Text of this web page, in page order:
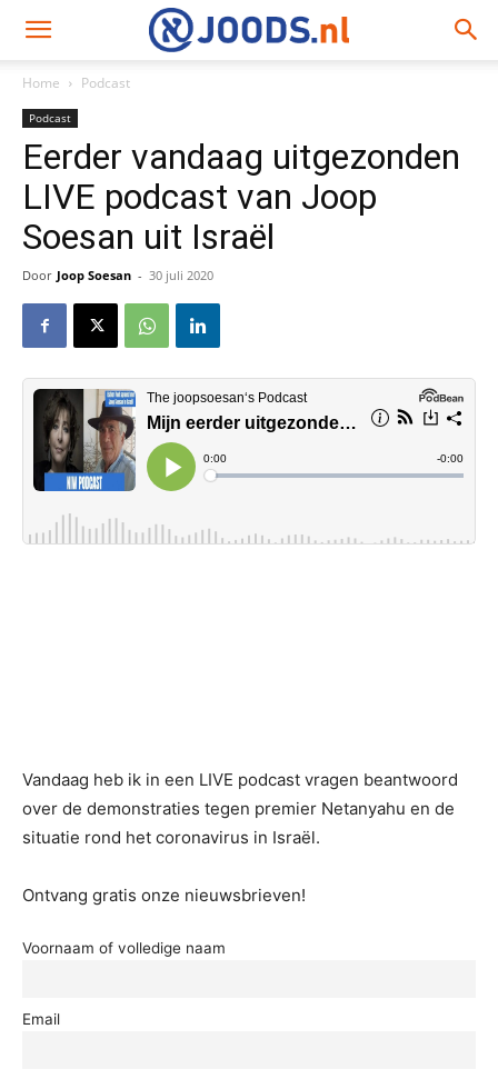
Home Podcast
Podcast
Eerder vandaag uitgezonden
LIVE podcast van Joop
Soesan uit Israël
Door Joop Soesan - 30 juli 2020
Vandaag heb ik in een LIVE podcast vragen beantwoord
over de demonstraties tegen premier Netanyahu en de
situatie rond het coronavirus in Israël.
Ontvang gratis onze nieuwsbrieven!
Voornaam of volledige naam
Email